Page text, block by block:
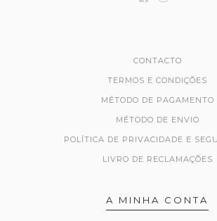
CONTACTO
TERMOS E CONDIÇÕES
MÉTODO DE PAGAMENTO
MÉTODO DE ENVIO
POLÍTICA DE PRIVACIDADE E
LIVRO DE RECLAMAÇÕES
A MINHA CONTA